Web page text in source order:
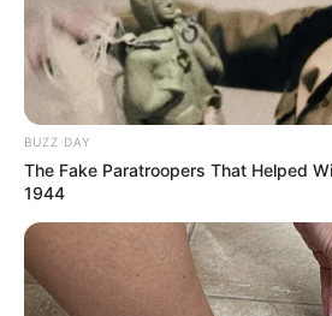
Siete meses han permanecido
municipio de Floridablanca
este sector en el mes de noviembre.
ALERTA BOGOTÁ EN
BUZZ DAY
The Fake Paratroopers That Helped
1944